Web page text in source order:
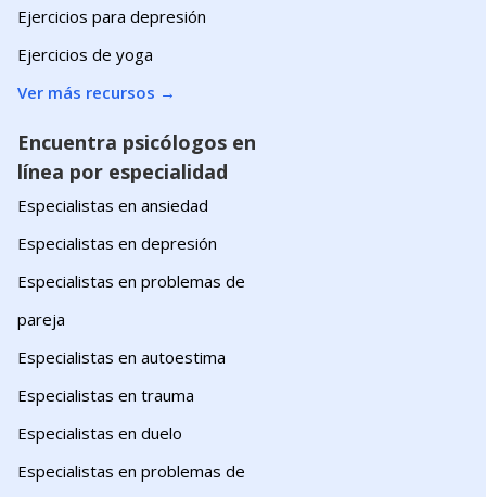
Ejercicios para depresión
Ejercicios de yoga
Ver más recursos →
Encuentra psicólogos en
línea por especialidad
Especialistas en ansiedad
Especialistas en depresión
Especialistas en problemas de
pareja
Especialistas en autoestima
Especialistas en trauma
Especialistas en duelo
Especialistas en problemas de